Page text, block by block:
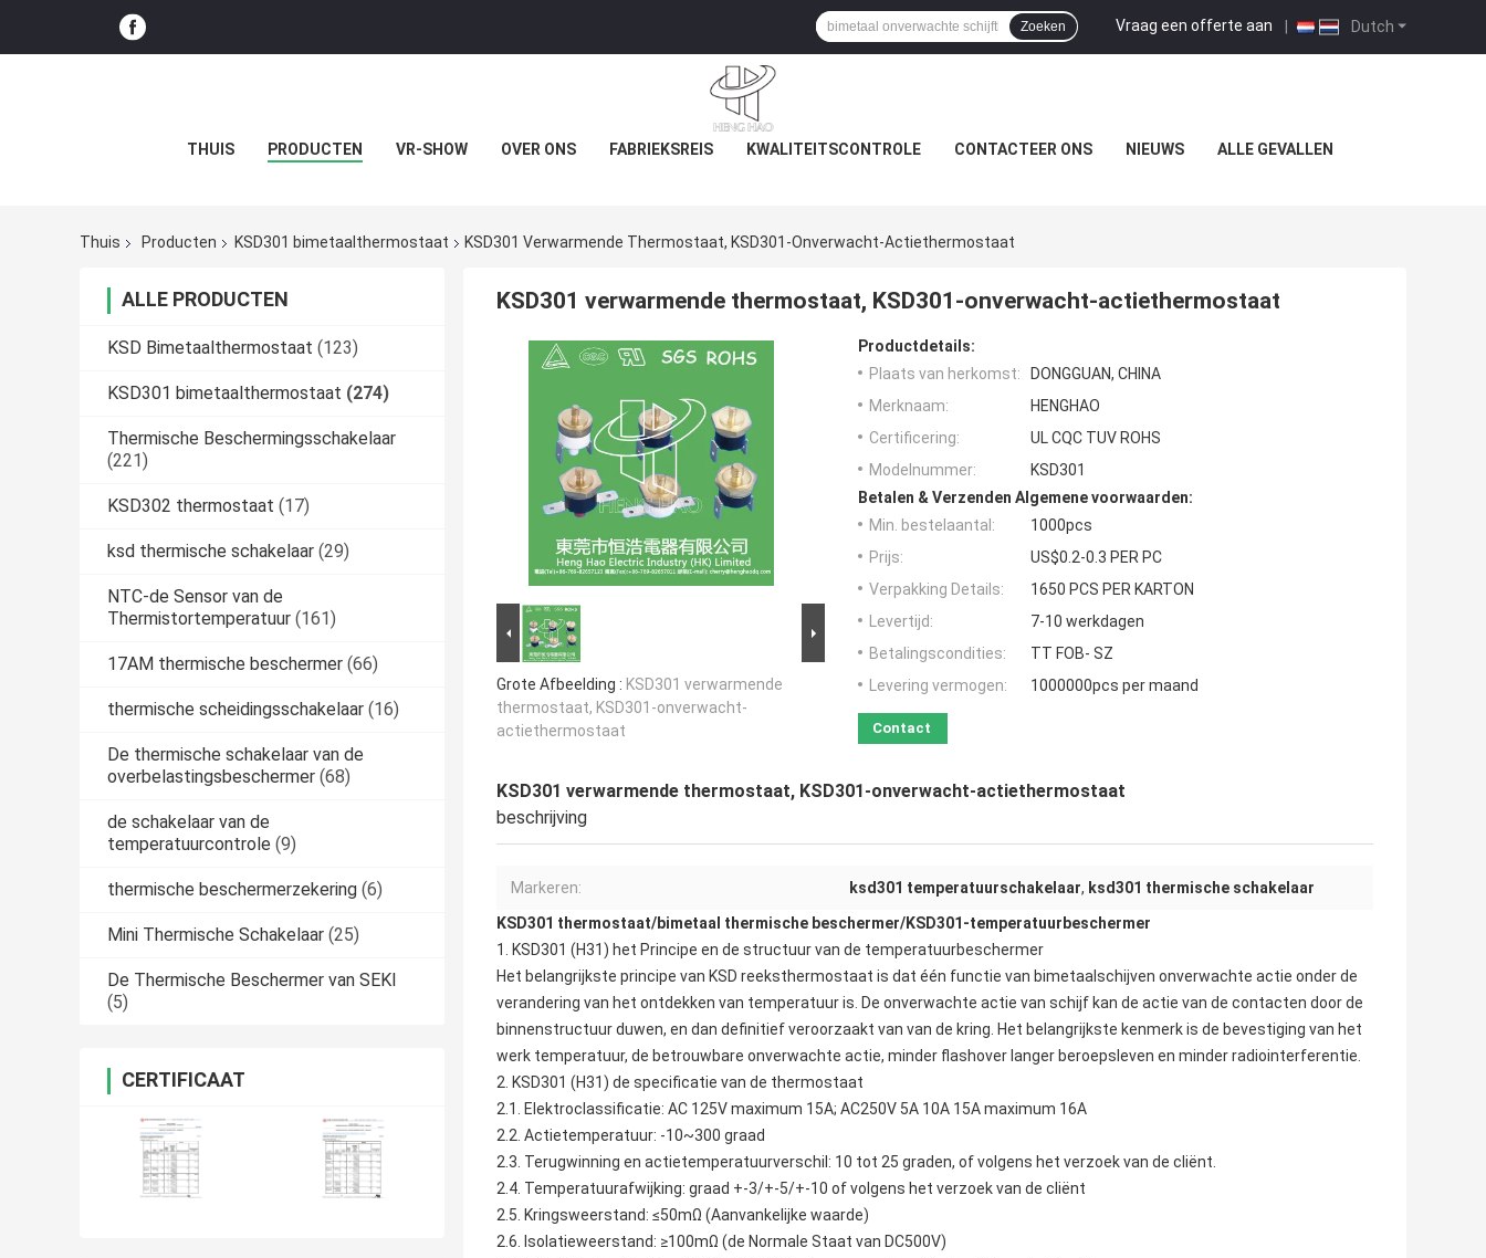
Dutch
Vraag een offerte aan |
Zoeken
THUIS PRODUCTEN VR-SHOW OVER ONS FABRIEKSREIS KWALITEITSCONTROLE CONTACTEER ONS NIEUWS ALLE GEVALLEN
Thuis Producten KSD301 bimetaalthermostaat KSD301 Verwarmende Thermostaat, KSD301-Onverwacht-Actiethermostaat
ALLE PRODUCTEN
KSD Bimetaalthermostaat (123)
KSD301 bimetaalthermostaat (274)
Thermische Beschermingsschakelaar
(221)
KSD302 thermostaat (17)
ksd thermische schakelaar (29)
NTC-de Sensor van de
Thermistortemperatuur (161)
17AM thermische beschermer (66)
thermische scheidingsschakelaar (16)
De thermische schakelaar van de
overbelastingsbeschermer (68)
de schakelaar van de
temperatuurcontrole (9)
thermische beschermerzekering (6)
Mini Thermische Schakelaar (25)
De Thermische Beschermer van SEKI
(5)
CERTIFICAAT
KSD301 verwarmende thermostaat, KSD301-onverwacht-actiethermostaat
Grote Afbeelding : KSD301 verwarmende
thermostaat, KSD301-onverwacht-
actiethermostaat
Productdetails:
Plaats van herkomst:
DONGGUAN, CHINA
Merknaam:
HENGHAO
Certificering:
UL CQC TUV ROHS
Modelnummer:
KSD301
Betalen & Verzenden Algemene voorwaarden:
Min. bestelaantal:
1000pcs
Prijs:
US$0.2-0.3 PER PC
Verpakking Details:
1650 PCS PER KARTON
Levertijd:
7-10 werkdagen
Betalingscondities:
TT FOB- SZ
Levering vermogen:
1000000pcs per maand
Contact
KSD301 verwarmende thermostaat, KSD301-onverwacht-actiethermostaat
beschrijving
Markeren: ksd301 temperatuurschakelaar, ksd301 thermische schakelaar
KSD301 thermostaat/bimetaal thermische beschermer/KSD301-temperatuurbeschermer
1. KSD301 (H31) het Principe en de structuur van de temperatuurbeschermer
Het belangrijkste principe van KSD reeksthermostaat is dat één functie van bimetaalschijven onverwachte actie onder de
verandering van het ontdekken van temperatuur is. De onverwachte actie van schijf kan de actie van de contacten door de
binnenstructuur duwen, en dan definitief veroorzaakt van van de kring. Het belangrijkste kenmerk is de bevestiging van het
werk temperatuur, de betrouwbare onverwachte actie, minder flashover langer beroepsleven en minder radiointerferentie.
2. KSD301 (H31) de specificatie van de thermostaat
2.1. Elektroclassificatie: AC 125V maximum 15A; AC250V 5A 10A 15A maximum 16A
2.2. Actietemperatuur: -10~300 graad
2.3. Terugwinning en actietemperatuurverschil: 10 tot 25 graden, of volgens het verzoek van de cliënt.
2.4. Temperatuurafwijking: graad +-3/+-5/+-10 of volgens het verzoek van de cliënt
2.5. Kringsweerstand: ≤50mΩ (Aanvankelijke waarde)
2.6. Isolatieweerstand: ≥100mΩ (de Normale Staat van DC500V)